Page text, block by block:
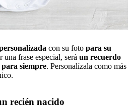
con su foto para su
una frase especial, será un recuerdo
siempre. Personalízala como más
recién nacido